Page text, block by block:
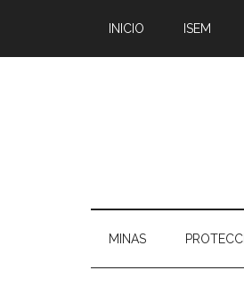
contenido
secondary
la
pie
INICIO ISEM
MINAS